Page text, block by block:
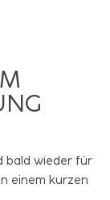
bald wieder für
einem kurzen